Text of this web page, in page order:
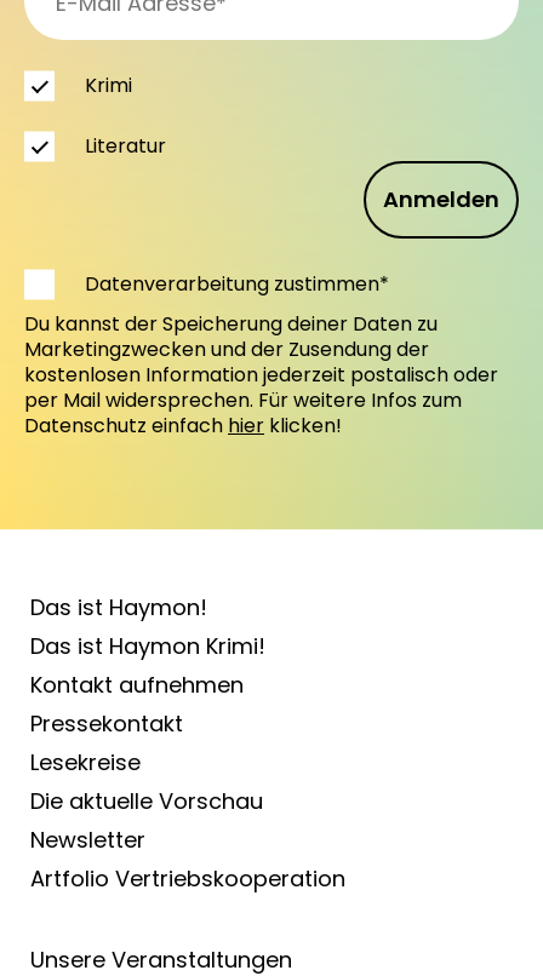
Anmelden
Krimi
Literatur
Datenverarbeitung zustimmen*
Du kannst der Speicherung deiner Daten zu
Marketingzwecken und der Zusendung der
kostenlosen Information jederzeit postalisch oder
per Mail widersprechen. Für weitere Infos zum
Datenschutz einfach hier klicken!
Das ist Haymon!
Das ist Haymon Krimi!
Kontakt aufnehmen
Pressekontakt
Lesekreise
Die aktuelle Vorschau
Newsletter
Artfolio Vertriebs­kooperation
Unsere Veranstaltungen